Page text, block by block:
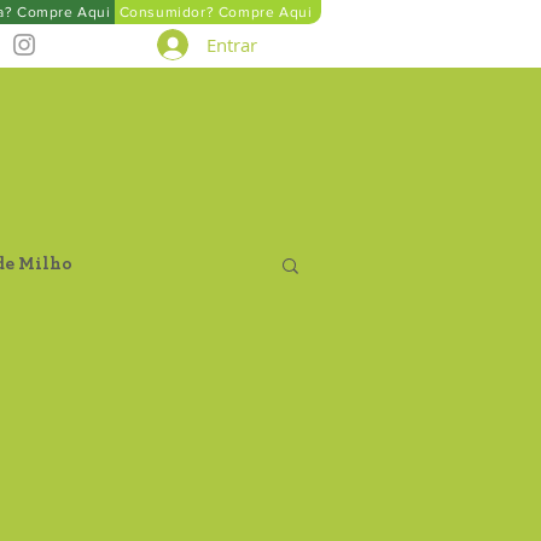
Compre Aqui Consumidor? Compre Aqui
Entrar
Milho